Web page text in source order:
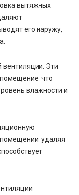
вытяжных
его наружу,
вентиляции. Эти
что
влажности и
удаляя